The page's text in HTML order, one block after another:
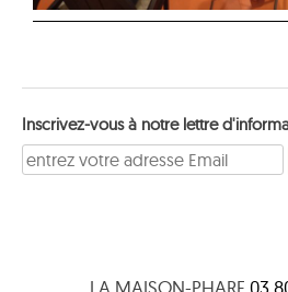
Inscrivez-vous à notre lettre
LA MAISON-PHARE 03